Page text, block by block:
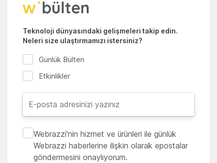
Teknoloji dünyasındaki gelişmeleri takip edin.
Neleri size ulaştırmamızı istersiniz?
Günlük Bülten
Etkinlikler
Webrazzi'nin hizmet ve ürünleri ile günlük
Webrazzi haberlerine ilişkin olarak epostalar
göndermesini onaylıyorum.